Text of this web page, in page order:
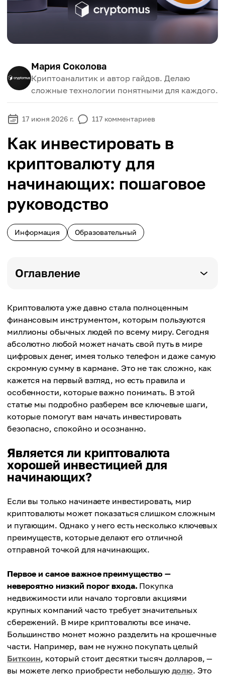
Мария Соколова
Криптоаналитик и автор гайдов. Делаю
сложные технологии понятными для каждого.
17 июня 2026 г. 117 комментариев
Как инвестировать в
криптовалюту для
начинающих: пошаговое
руководство
Информация Образовательный
Оглавление
Криптовалюта уже давно стала полноценным
финансовым инструментом, которым пользуются
миллионы обычных людей по всему миру. Сегодня
абсолютно любой может начать свой путь в мире
цифровых денег, имея только телефон и даже самую
скромную сумму в кармане. Это не так сложно, как
кажется на первый взгляд, но есть правила и
особенности, которые важно понимать. В этой
статье мы подробно разберем все ключевые шаги,
которые помогут вам начать инвестировать
безопасно, спокойно и осознанно.
Является ли криптовалюта
хорошей инвестицией для
начинающих?
Если вы только начинаете инвестировать, мир
криптовалюты может показаться слишком сложным
и пугающим. Однако у него есть несколько ключевых
преимуществ, которые делают его отличной
отправной точкой для начинающих.
Первое и самое важное преимущество —
невероятно низкий порог входа. Покупка
недвижимости или начало торговли акциями
крупных компаний часто требует значительных
сбережений. В мире криптовалюты все иначе.
Большинство монет можно разделить на крошечные
части. Например, вам не нужно покупать целый
Биткоин, который стоит десятки тысяч долларов, —
вы можете легко приобрести небольшую долю. Это